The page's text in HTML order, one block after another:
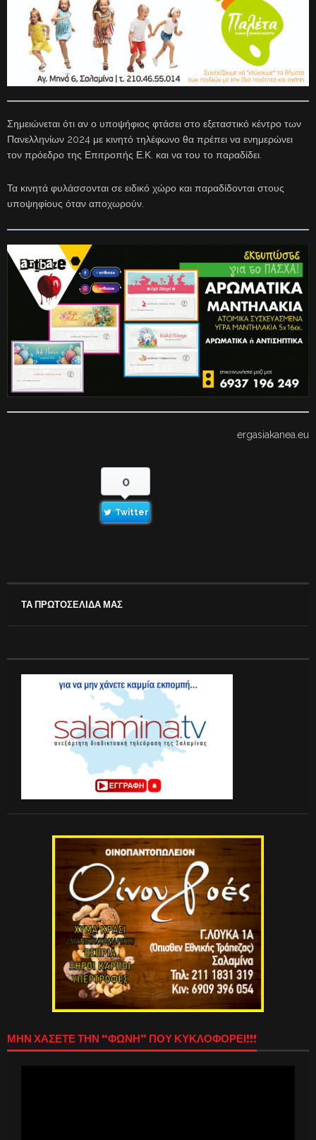
Σημειώνεται ότι αν ο υποψήφιος φτάσει στο εξεταστικό κέντρο των
Πανελληνίων 2024 με κινητό τηλέφωνο θα πρέπει να ενημερώνει
τον πρόεδρο της Επιτροπής Ε.Κ. και να του το παραδίδει.
Τα κινητά φυλάσσονται σε ειδικό χώρο και παραδίδονται στους
υποψηφίους όταν αποχωρούν.
ergasiakanea.eu
0
Twitter
ΤΑ ΠΡΩΤΟΣΕΛΙΔΑ ΜΑΣ
ΜΗΝ ΧΑΣΕΤΕ ΤΗΝ “ΦΩΝΗ” ΠΟΥ ΚΥΚΛΟΦΟΡΕΙ!!!